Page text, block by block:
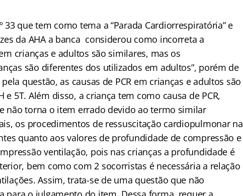
que tem como tema a “Parada Cardiorrespiratória” e
da AHA a banca considerou como incorreta a
crianças e adultos são similares, mas os
são diferentes dos utilizados em adultos”, porém de
questão, as causas de PCR em crianças e adultos são
5T. Além disso, a criança tem como causa de PCR,
não torna o item errado devido ao termo similar
os procedimentos de ressuscitação cardiopulmonar na
quanto aos valores de profundidade de compressão e
ventilação, pois nas crianças a profundidade é
bem como com 2 socorristas é necessária a relação
Assim, trata-se de uma questão que não